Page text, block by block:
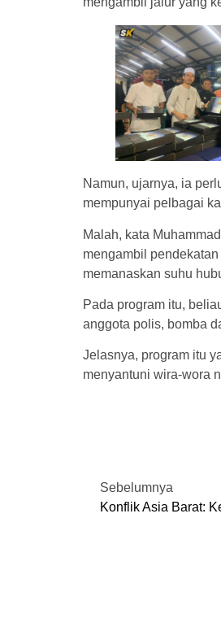
Namun, ujarnya, ia
mempunyai pelbagai
Malah, kata
mengambil
memanaskan suhu
Pada program itu,
anggota polis, bomba
Jelasnya, program itu
menyantuni wira-wora
Sebelumnya